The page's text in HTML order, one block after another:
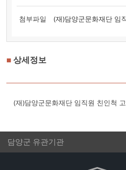
첨부파일 (재)담양군문화재단 임
2년).pdf : 27.3KB,
■상세정보
(재)담양군문화재단 임직원 친인척
담양군 유관기관